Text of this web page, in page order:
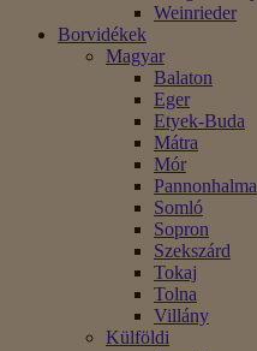
Weinrieder
Borvidékek
Magyar
Balaton
Eger
Etyek-Buda
Mátra
Mór
Pannonhalma
Somló
Sopron
Szekszárd
Tokaj
Tolna
Villány
Külföldi